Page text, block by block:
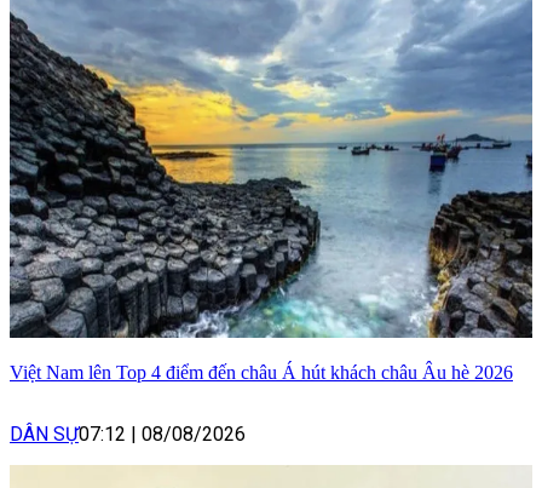
Việt Nam lên Top 4 điểm đến châu Á hút khách châu Âu hè 2026
DÂN SỰ07:12 08/08/2026